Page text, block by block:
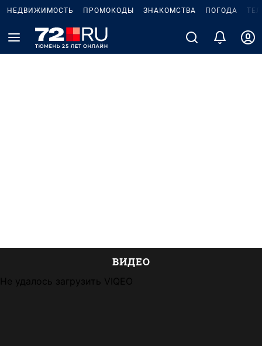
НЕДВИЖИМОСТЬ ПРОМОКОДЫ ЗНАКОМСТВА ПОГОДА
ВИДЕО
Не удалось загрузить VIQEO